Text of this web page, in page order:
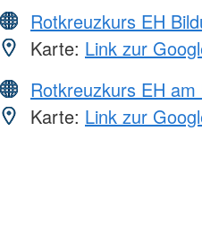
Rotkreuzkurs EH
Karte: Link zur
Rotkreuzkurs EH am
Karte: Link zur